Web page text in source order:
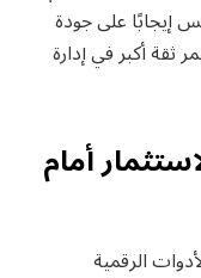
إيجابًا على جودة
ثقة أكبر في إدارة
أمام
الرقمية